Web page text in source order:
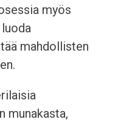
myös
mahdollisten
munakasta,